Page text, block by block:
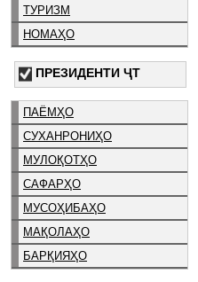
ТУРИЗМ
НОМАҲО
ПРЕЗИДЕНТИ ҶТ
ПАЁМҲО
СУХАНРОНИҲО
МУЛОҚОТҲО
САФАРҲО
МУСОҲИБАҲО
МАҚОЛАҲО
БАРҚИЯҲО